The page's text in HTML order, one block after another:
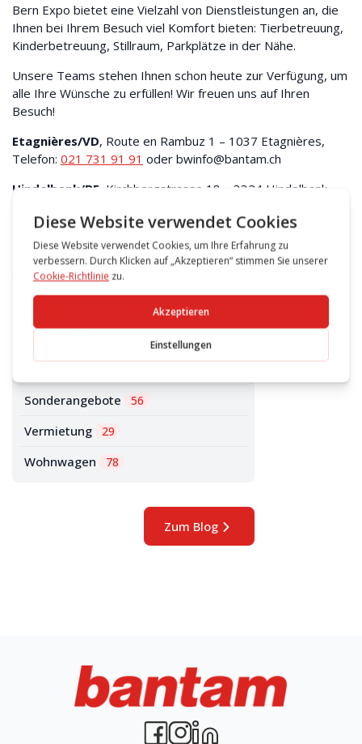
Bern Expo bietet eine Vielzahl von Dienstleistungen an, die
Ihnen bei Ihrem Besuch viel Komfort bieten: Tierbetreuung,
Kinderbetreuung, Stillraum, Parkplätze in der Nähe.
Unsere Teams stehen Ihnen schon heute zur Verfügung, um
alle Ihre Wünsche zu erfüllen! Wir freuen uns auf Ihren
Besuch!
Etagnières/VD, Route en Rambuz 1 – 1037 Etagnières,
Telefon: 021 731 91 91 oder bwinfo@bantam.ch
Hindelbank/BE , Kirchbergstrasse 18 – 3324 Hindelbank,
Telefon: 044 777 00 00oder info-urdorf@bantam.ch
Andere Publikationen
Informationen / Events 173
Sonderangebote 56
Vermietung 29
Wohnwagen 78
Zum Blog